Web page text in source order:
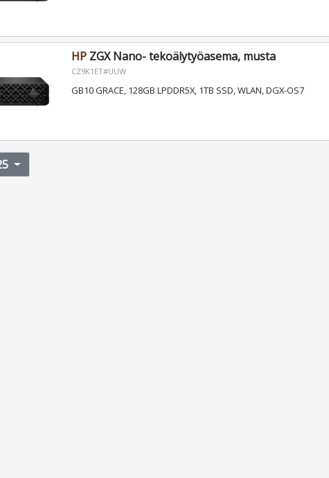
HPZGX Nano- tekoälytyöasema, musta
CZ9K1ET#UUW
GB10 GRACE, 128GB LPDDR5X, 1TB SSD, WLAN, DGX-OS7